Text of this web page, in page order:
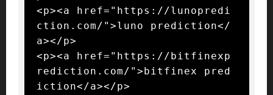
<p><a href="https://lunopredi
ction.com/">luno prediction</
a></p>
<p><a href="https://bitfinexp
rediction.com/">bitfinex pred
iction</a></p>